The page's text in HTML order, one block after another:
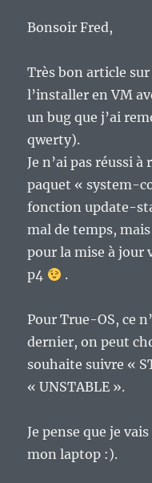
Bonsoir Fred,
Très bon article sur
l’installer en VM
un bug que j’ai
qwerty).
Je n’ai pas réussi
paquet « system-
fonction update-
mal de temps,
pour la mise à jour
p4
.
Pour True-OS, ce
dernier, on peut
souhaite suivre «
« UNSTABLE ».
Je pense que je
mon laptop :).